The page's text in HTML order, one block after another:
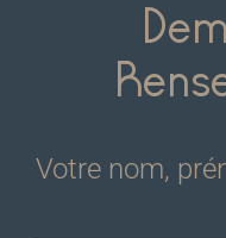
Votre nom,